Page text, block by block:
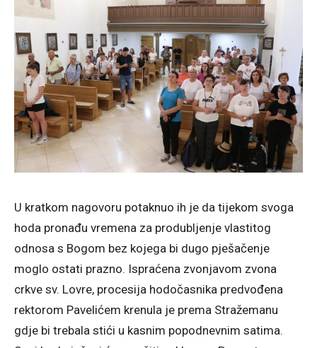
U kratkom nagovoru potaknuo ih je da tijekom svoga
hoda pronađu vremena za produbljenje vlastitog
odnosa s Bogom bez kojega bi dugo pješačenje
moglo ostati prazno. Ispraćena zvonjavom zvona
crkve sv. Lovre, procesija hodočasnika predvođena
rektorom Pavelićem krenula je prema Stražemanu
gdje bi trebala stići u kasnim popodnevnim satima.